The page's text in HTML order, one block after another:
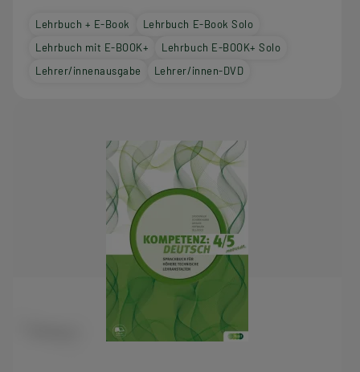
Lehrbuch + E-Book
Lehrbuch E-Book Solo
Lehrbuch mit E-BOOK+
Lehrbuch E-BOOK+ Solo
Lehrer/innenausgabe
Lehrer/innen-DVD